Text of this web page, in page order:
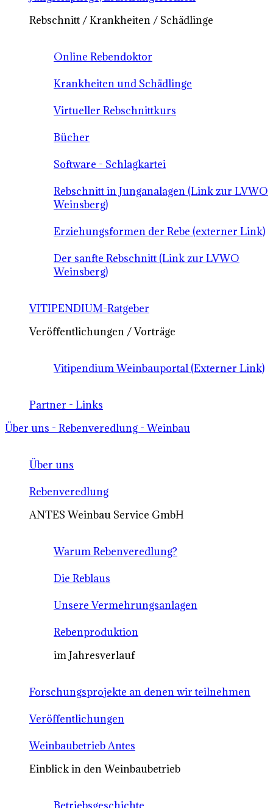
Rebschnitt / Krankheiten / Schädlinge
Online Rebendoktor
Krankheiten und Schädlinge
Virtueller Rebschnittkurs
Bücher
Software - Schlagkartei
Rebschnitt in Junganalagen (Link zur LVWO
Weinsberg)
Erziehungsformen der Rebe (externer Link)
Der sanfte Rebschnitt (Link zur LVWO
Weinsberg)
VITIPENDIUM-Ratgeber
Veröffentlichungen / Vorträge
Vitipendium Weinbauportal (Externer Link)
Partner - Links
Über uns - Rebenveredlung - Weinbau
Über uns
Rebenveredlung
ANTES Weinbau Service GmbH
Warum Rebenveredlung?
Die Reblaus
Unsere Vermehrungsanlagen
Rebenproduktion
im Jahresverlauf
Forschungsprojekte an denen wir teilnehmen
Veröffentlichungen
Weinbaubetrieb Antes
Einblick in den Weinbaubetrieb